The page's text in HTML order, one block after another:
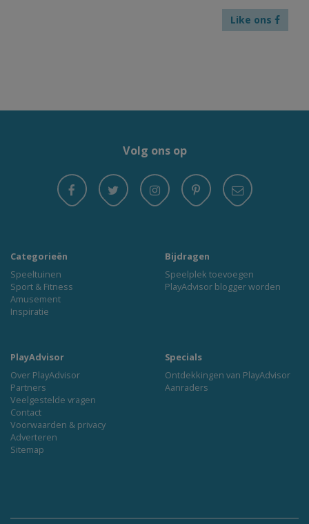
Like ons
Volg ons op
Categorieën
Speeltuinen
Sport & Fitness
Amusement
Inspiratie
Bijdragen
Speelplek toevoegen
PlayAdvisor blogger worden
PlayAdvisor
Over PlayAdvisor
Partners
Veelgestelde vragen
Contact
Voorwaarden & privacy
Adverteren
Sitemap
Specials
Ontdekkingen van PlayAdvisor
Aanraders